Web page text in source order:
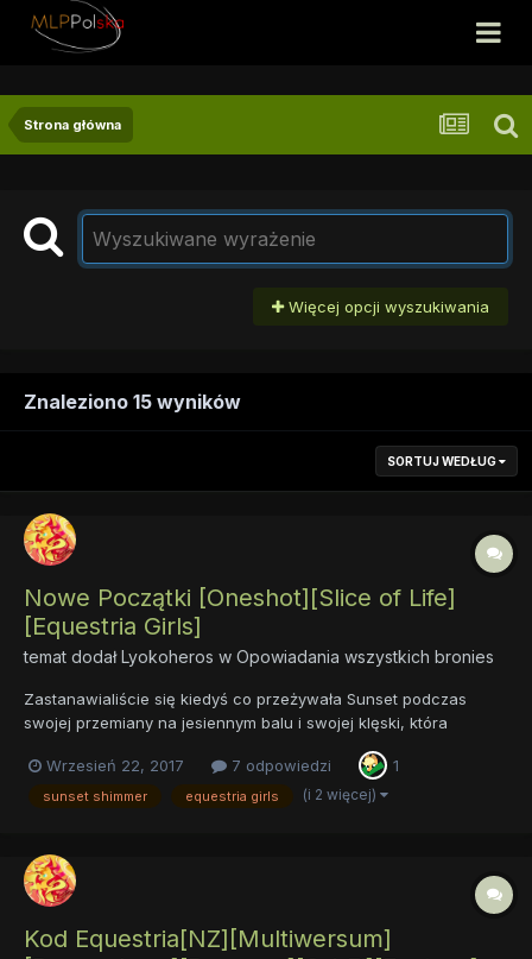
Strona główna
Więcej opcji wyszukiwania
Znaleziono 15 wyników
SORTUJ WEDŁUG
Nowe Początki [Oneshot][Slice of Life]
[Equestria Girls]
temat dodałLyokoheros w Opowiadania wszystkich bronies
Zastanawialiście się kiedyś co przeżywała Sunset podczas
swojej przemiany na jesiennym balu i swojej klęski, która
nowej życiowej drogi? Nad tym, co działo się z nią w czasie i po
jesiennym balu oraz jakie właściwie były jej początki...
Wrzesień 22, 2017 7 odpowiedzi 1
sunset shimmer equestria girls (i 2 więcej)
Kod Equestria[NZ][Multiwersum]